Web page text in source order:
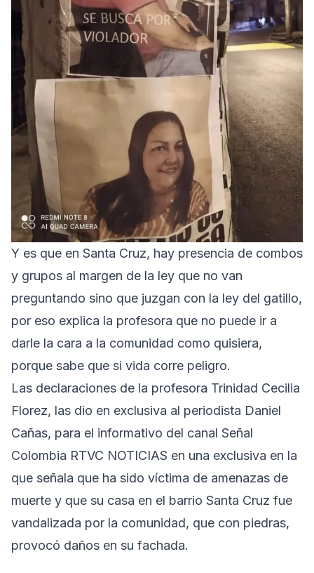
Y es que en Santa Cruz, hay presencia de combos
y grupos al margen de la ley que no van
preguntando sino que juzgan con la ley del gatillo,
por eso explica la profesora que no puede ir a
darle la cara a la comunidad como quisiera,
porque sabe que si vida corre peligro.
Las declaraciones de la profesora Trinidad Cecilia
Florez, las dio en exclusiva al periodista Daniel
Cañas, para el informativo del canal Señal
Colombia RTVC NOTICIAS en una exclusiva en la
que señala que ha sido víctima de amenazas de
muerte y que su casa en el barrio Santa Cruz fue
vandalizada por la comunidad, que con piedras,
provocó daños en su fachada.